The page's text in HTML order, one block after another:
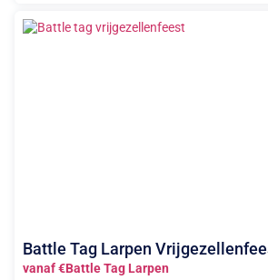
Battle Tag Larpen
vanaf €Battle Tag Larpen